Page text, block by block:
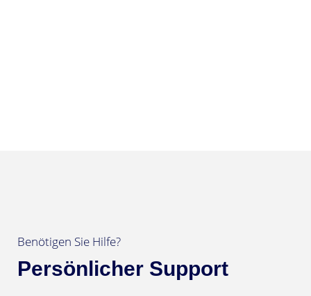
Benötigen Sie Hilfe?
Persönlicher Support